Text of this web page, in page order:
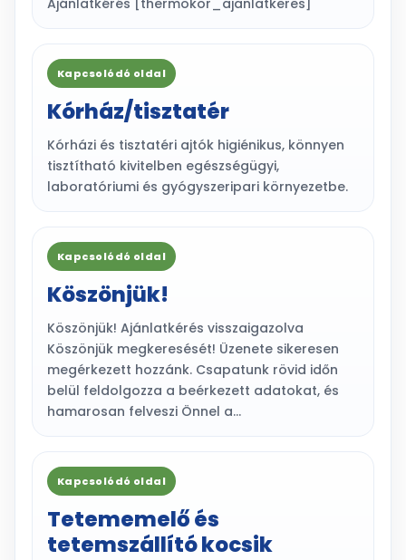
Ajánlatkérés [thermokor_ajanlatkeres]
Kapcsolódó oldal
Kórház/tisztatér
Kórházi és tisztatéri ajtók higiénikus, könnyen
tisztítható kivitelben egészségügyi,
laboratóriumi és gyógyszeripari környezetbe.
Kapcsolódó oldal
Köszönjük!
Köszönjük! Ajánlatkérés visszaigazolva
Köszönjük megkeresését! Üzenete sikeresen
megérkezett hozzánk. Csapatunk rövid időn
belül feldolgozza a beérkezett adatokat, és
hamarosan felveszi Önnel a…
Kapcsolódó oldal
Tetememelő és
tetemszállító kocsik